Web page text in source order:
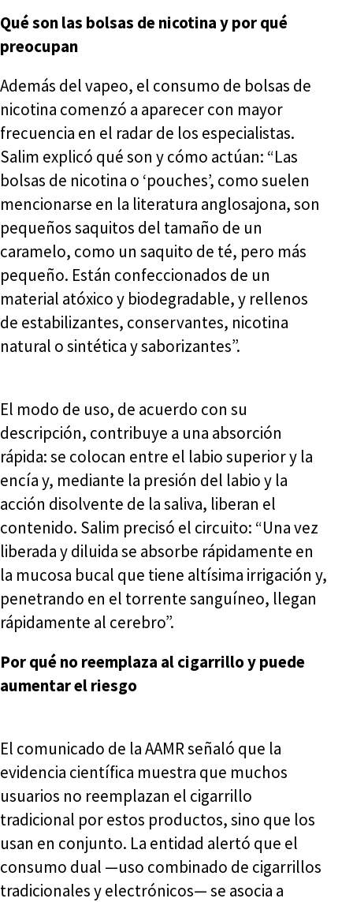
Qué son las bolsas de nicotina y por qué
preocupan
Además del vapeo, el consumo de bolsas de
nicotina comenzó a aparecer con mayor
frecuencia en el radar de los especialistas.
Salim explicó qué son y cómo actúan: “Las
bolsas de nicotina o ‘pouches’, como suelen
mencionarse en la literatura anglosajona, son
pequeños saquitos del tamaño de un
caramelo, como un saquito de té, pero más
pequeño. Están confeccionados de un
material atóxico y biodegradable, y rellenos
de estabilizantes, conservantes, nicotina
natural o sintética y saborizantes”.
El modo de uso, de acuerdo con su
descripción, contribuye a una absorción
rápida: se colocan entre el labio superior y la
encía y, mediante la presión del labio y la
acción disolvente de la saliva, liberan el
contenido. Salim precisó el circuito: “Una vez
liberada y diluida se absorbe rápidamente en
la mucosa bucal que tiene altísima irrigación y,
penetrando en el torrente sanguíneo, llegan
rápidamente al cerebro”.
Por qué no reemplaza al cigarrillo y puede
aumentar el riesgo
El comunicado de la AAMR señaló que la
evidencia científica muestra que muchos
usuarios no reemplazan el cigarrillo
tradicional por estos productos, sino que los
usan en conjunto. La entidad alertó que el
consumo dual —uso combinado de cigarrillos
tradicionales y electrónicos— se asocia a